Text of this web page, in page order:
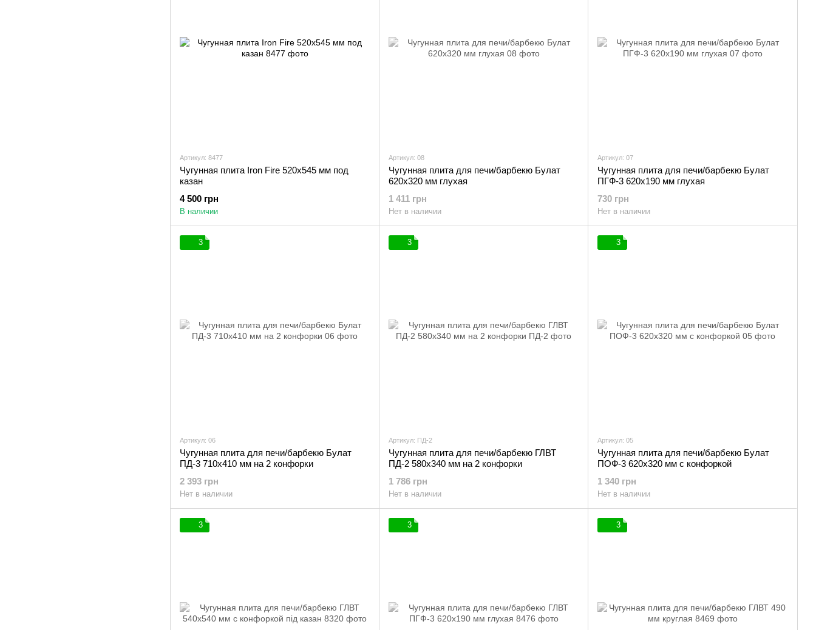
Артикул: 8477
Чугунная плита Iron Fire 520х545 мм под
казан
4 500 грн
В наличии
Артикул: 08
Чугунная плита для печи/барбекю Булат
620х320 мм глухая
1 411 грн
Нет в наличии
Артикул: 07
Чугунная плита для печи/барбекю Булат
ПГФ-3 620х190 мм глухая
730 грн
Нет в наличии
3
Артикул: 06
Чугунная плита для печи/барбекю Булат
ПД-3 710х410 мм на 2 конфорки
2 393 грн
Нет в наличии
3
Артикул: ПД-2
Чугунная плита для печи/барбекю ГЛВТ
ПД-2 580х340 мм на 2 конфорки
1 786 грн
Нет в наличии
3
Артикул: 05
Чугунная плита для печи/барбекю Булат
ПОФ-3 620х320 мм с конфоркой
1 340 грн
Нет в наличии
3 3 3